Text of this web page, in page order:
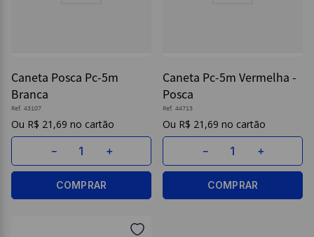
Caneta Posca Pc-5m
Branca
Ref. 43107
R$ 21 ,69
＋
－
COMPRAR
Caneta Pc-5m Vermelha -
Posca
Ref. 44713
R$ 21 ,69
＋
－
COMPRAR